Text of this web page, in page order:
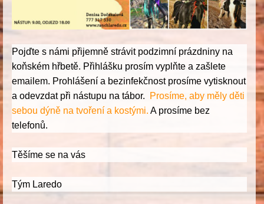
Pojďte s námi přijemně strávit podzimní prázdniny na
koňském hřbetě. Přihlášku prosím vyplňte a zašlete
emailem. Prohlášení a bezinfekčnost prosíme vytisknout
a odevzdat při nástupu na tábor.
Prosíme, aby měly děti
sebou dýně na tvoření a kostými. A prosíme bez
telefonů.
Těšíme se na vás
Tým Laredo